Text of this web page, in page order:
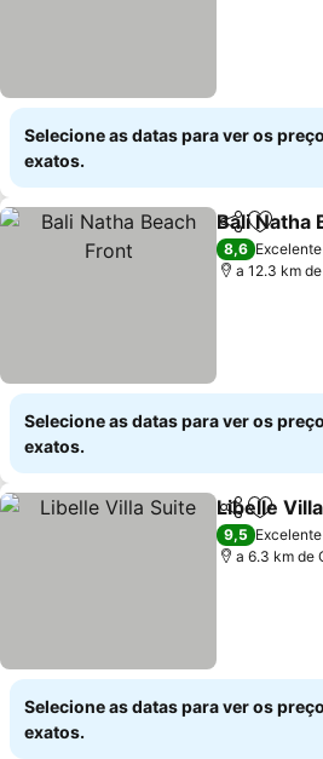
Selecione as datas para ver os
exatos.
Partilhar
Bali Natha
8,6 Excelente
a 12.3 km
Selecione as datas para ver os
exatos.
Partilhar
Libelle
9,5 Excelente
a 6.3 km de
Selecione as datas para ver os
exatos.